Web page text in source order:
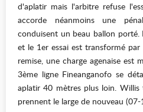
d'aplatir mais l'arbitre refuse
accorde néanmoins une
conduisent un beau ballon porté.
et le 1er essai est transformé
remise, une charge agenaise est
3ème ligne Fineanganofo se
aplatir 40 mètres plus loin. Willis
prennent le large de nouveau (07-